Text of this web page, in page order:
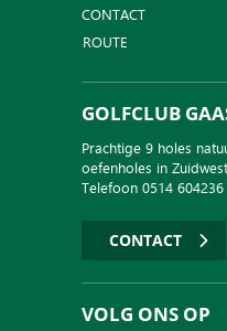
CONTACT
ROUTE
GOLFCLUB
Prachtige 9 holes
oefenholes in
Telefoon 0514 604236
CONTACT
VOLG ONS OP